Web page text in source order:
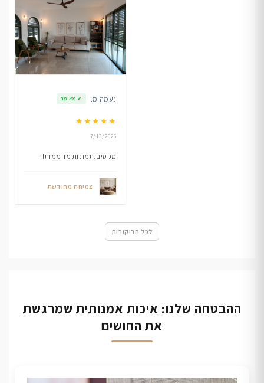
נעמה מ. ✔ מאומת
★★★★★
7/13/2026
מקסים.תמונות מהממות!!
צמיחה מחודשת
לכל הביקורות
ההבטחה שלנו: איכות אמנותית שמרגשת
את החושים